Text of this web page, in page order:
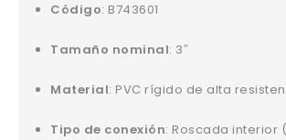
Código: B743601
Tamaño nominal: 3″
Material: PVC rígido de alta
Tipo de conexión: Roscada interior